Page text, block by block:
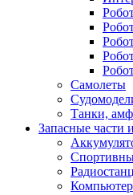
Самолеты
Танки,
Запасные части